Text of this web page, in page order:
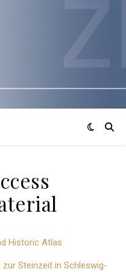
Historic Atlas
Steinzeit in Schleswig-